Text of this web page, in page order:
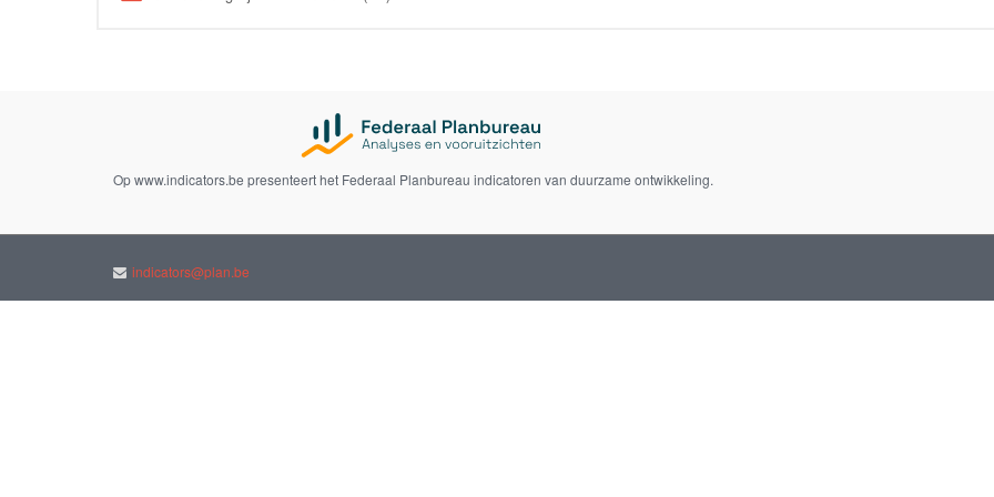
Op www.indicators.be presenteert het Federaal Planbureau indicatoren van duurzame ontwikkeling.
indicators@plan.be